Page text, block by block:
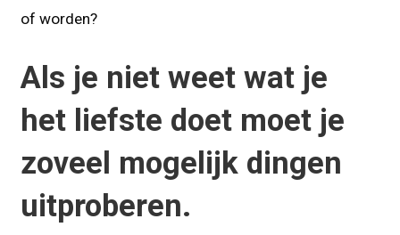
of worden?
Als je niet weet wat je
het liefste doet moet je
zoveel mogelijk dingen
uitproberen.